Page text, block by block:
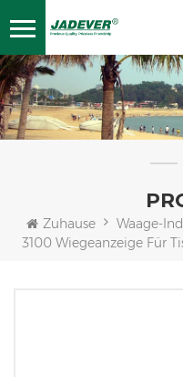
Zuhause Waage-
3100 Wiegeanzeige Für